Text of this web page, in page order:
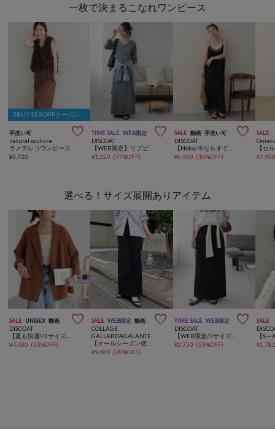
一枚で決まるこなれワンピース
2BUY10％OFFクーポン
手洗い可 
natural couture
ラメテレコワンピース
¥5,720
TIME SALE WEB限定 
DISCOAT
¥1,320 (77%OFF)
SALE 動画 手洗い可 
DISCOAT
¥6,930 (10%OFF)
SALE
¥
選べる！サイズ展開ありアイテム
SALE UNISEX 動画 
DISCOAT
¥4,400 (50%OFF)
SALE WEB限定 動画 
COLLAGE
GALLARDAGALANTE
¥9,680 (20%OFF)
TIME SALE WEB限定 
DISCOAT
【WEB限定/3サイズ展開】イージーツイルナロースカート
¥2,750 (53%OFF)
SALE
¥